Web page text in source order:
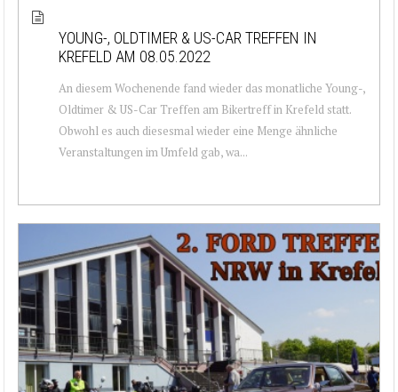
YOUNG-, OLDTIMER & US-CAR TREFFEN IN
KREFELD AM 08.05.2022
An diesem Wochenende fand wieder das monatliche Young-,
Oldtimer & US-Car Treffen am Bikertreff in Krefeld statt.
Obwohl es auch diesesmal wieder eine Menge ähnliche
Veranstaltungen im Umfeld gab, wa...